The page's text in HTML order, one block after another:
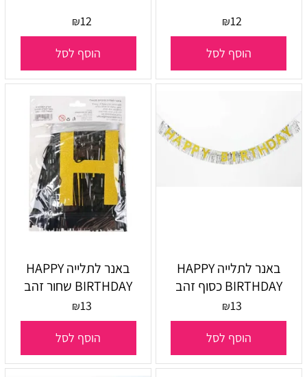
₪12
הוסף לסל
₪12
הוסף לסל
באנר לתלייה HAPPY
BIRTHDAY כסוף זהב
₪13
הוסף לסל
באנר לתלייה HAPPY
BIRTHDAY שחור זהב
₪13
הוסף לסל